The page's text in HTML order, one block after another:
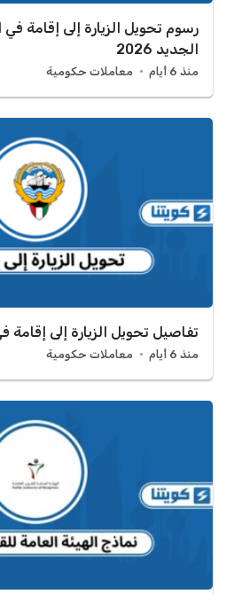
رسوم تحويل الزيارة إلى إقامة في
الجديد 2026
منذ 6 أيام معاملات حكومية
تفاصيل تحويل الزيارة إلى إقامة في
منذ 6 أيام معاملات حكومية